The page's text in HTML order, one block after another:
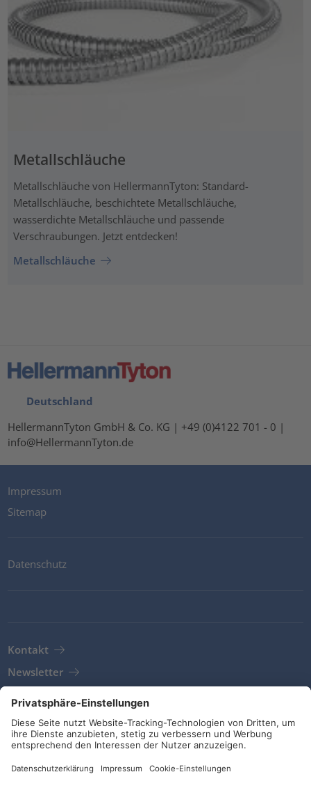
Metallschläuche
Metallschläuche von HellermannTyton: Standard-
Metallschläuche, beschichtete Metallschläuche,
wasserdichte Metallschläuche und passende
Verschraubungen. Jetzt entdecken!
Metallschläuche
Deutschland
HellermannTyton GmbH & Co. KG | +49 (0)4122 701 - 0 |
info@HellermannTyton.de
Impressum
Sitemap
Datenschutz
Kontakt
Newsletter
AGB
Richtlinien und Bekentnisse
Soziale Medien